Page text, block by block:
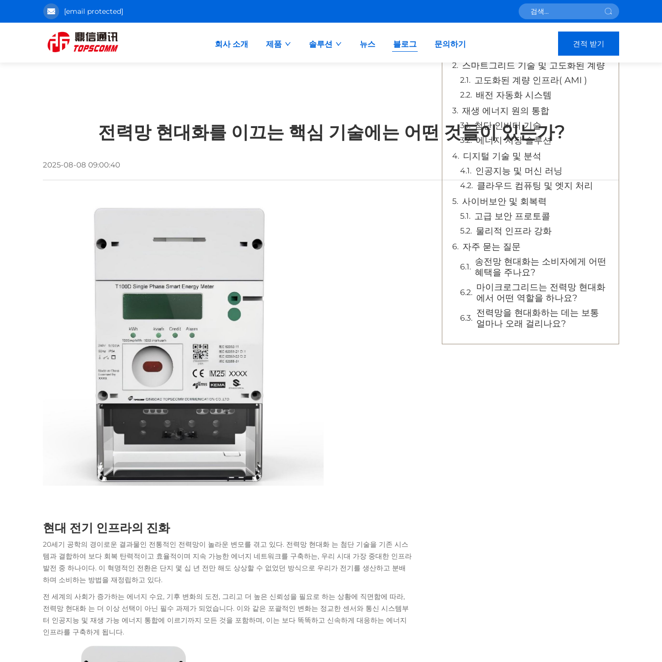
[email protected]
회사 소개 제품 솔루션 뉴스 블로그 문의하기 견적 받기
전력망 현대화를 이끄는 핵심 기술에는 어떤 것들이 있는가?
2025-08-08 09:00:40
현대 전기 인프라의 진화
20세기 공학의 경이로운 결과물인 전통적인 전력망이 놀라운 변모를 겪고 있다. 전력망 현대화 는 첨단 기술을 기존 시스
템과 결합하여 보다 회복 탄력적이고 효율적이며 지속 가능한 에너지 네트워크를 구축하는, 우리 시대 가장 중대한 인프라
발전 중 하나이다. 이 혁명적인 전환은 단지 몇 십 년 전만 해도 상상할 수 없었던 방식으로 우리가 전기를 생산하고 분배
하며 소비하는 방법을 재정립하고 있다.
전 세계의 사회가 증가하는 에너지 수요, 기후 변화의 도전, 그리고 더 높은 신뢰성을 필요로 하는 상황에 직면함에 따라,
전력망 현대화 는 더 이상 선택이 아닌 필수 과제가 되었습니다. 이와 같은 포괄적인 변화는 정교한 센서와 통신 시스템부
터 인공지능 및 재생 가능 에너지 통합에 이르기까지 모든 것을 포함하며, 이는 보다 똑똑하고 신속하게 대응하는 에너지
인프라를 구축하게 됩니다.
현대 전기 인프라의 진화
스마트그리드 기술 및 고도화된 계량
고도화된 계량 인프라( AMI )
배전 자동화 시스템
재생 에너지 원의 통합
첨단 인버터 기술
에너지 저장 솔루션
디지털 기술 및 분석
인공지능 및 머신 러닝
클라우드 컴퓨팅 및 엣지 처리
사이버보안 및 회복력
고급 보안 프로토콜
물리적 인프라 강화
자주 묻는 질문
송전망 현대화는 소비자에게 어떤
혜택을 주나요?
마이크로그리드는 전력망 현대화
에서 어떤 역할을 하나요?
전력망을 현대화하는 데는 보통
얼마나 오래 걸리나요?